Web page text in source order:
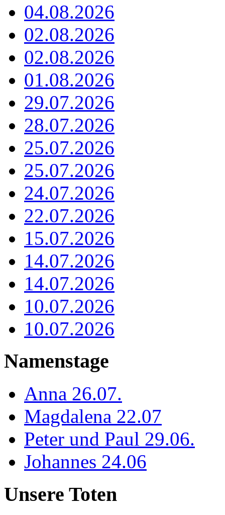
04.08.2026
02.08.2026
02.08.2026
01.08.2026
29.07.2026
28.07.2026
25.07.2026
25.07.2026
24.07.2026
22.07.2026
15.07.2026
14.07.2026
14.07.2026
10.07.2026
10.07.2026
Namenstage
Anna 26.07.
Magdalena 22.07
Peter und Paul 29.06.
Johannes 24.06
Unsere Toten